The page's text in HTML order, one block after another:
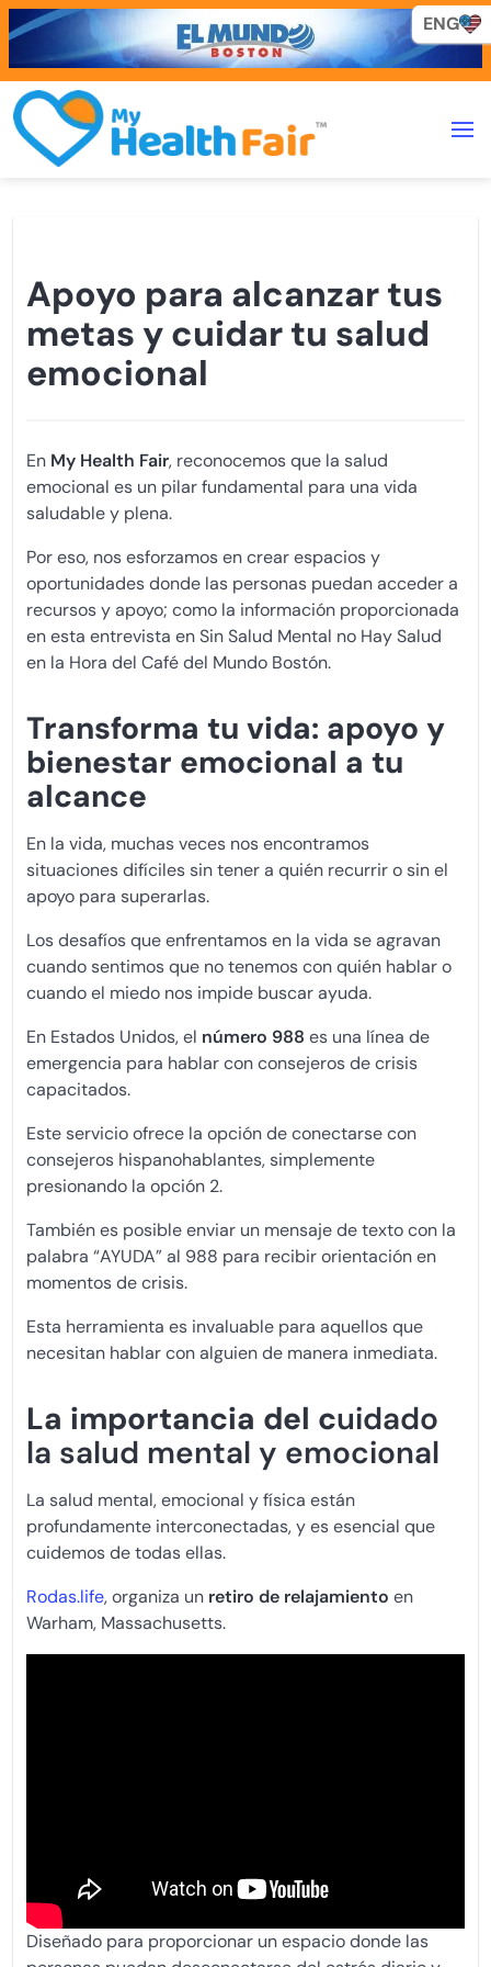
Apoyo para alcanzar tus
metas y cuidar tu salud
emocional
En My Health Fair, reconocemos que la salud
emocional es un pilar fundamental para una vida
saludable y plena.
Por eso, nos esforzamos en crear espacios y
oportunidades donde las personas puedan acceder a
recursos y apoyo; como la información proporcionada
en esta entrevista en Sin Salud Mental no Hay Salud
en la Hora del Café del Mundo Bostón.
Transforma tu vida: apoyo y
bienestar emocional a tu
alcance
En la vida, muchas veces nos encontramos
situaciones difíciles sin tener a quién recurrir o sin el
apoyo para superarlas.
Los desafíos que enfrentamos en la vida se agravan
cuando sentimos que no tenemos con quién hablar o
cuando el miedo nos impide buscar ayuda.
En Estados Unidos, el número 988 es una línea de
emergencia para hablar con consejeros de crisis
capacitados.
Este servicio ofrece la opción de conectarse con
consejeros hispanohablantes, simplemente
presionando la opción 2.
También es posible enviar un mensaje de texto con la
palabra “AYUDA” al 988 para recibir orientación en
momentos de crisis.
Esta herramienta es invaluable para aquellos que
necesitan hablar con alguien de manera inmediata.
La importancia del cuidado
la salud mental y emocional
La salud mental, emocional y física están
profundamente interconectadas, y es esencial que
cuidemos de todas ellas.
Rodas.life, organiza un retiro de relajamiento en
Warham, Massachusetts.
Diseñado para proporcionar un espacio donde las
ENG
ENG